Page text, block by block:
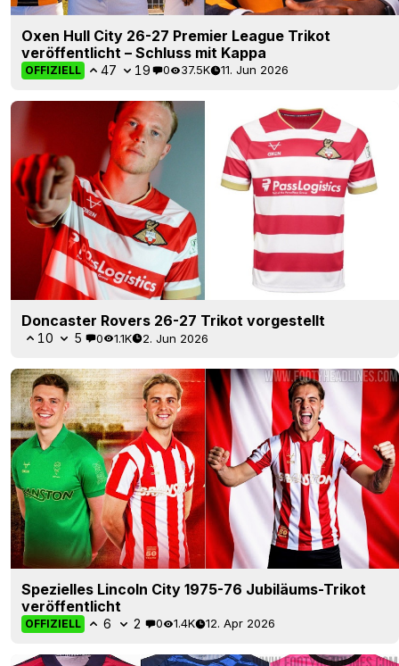
Oxen Hull City 26-27 Premier League Trikot
veröffentlicht – Schluss mit Kappa
OFFIZIELL 47 19 0 37.5K 11. Jun 2026
Doncaster Rovers 26-27 Trikot vorgestellt
10 5 0 1.1K 2. Jun 2026
Spezielles Lincoln City 1975-76 Jubiläums-Trikot
veröffentlicht
OFFIZIELL 6 2 0 1.4K 12. Apr 2026